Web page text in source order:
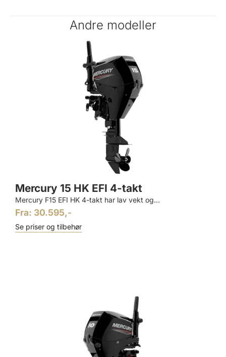
Andre modeller
Mercury 15 HK EFI 4-takt
Mercury F15 EFI HK 4-takt har lav vekt og...
Fra: 30.595,-
Se priser og tilbehør